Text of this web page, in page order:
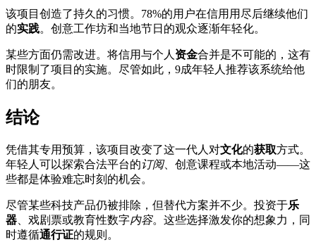
该项目创造了持久的习惯。78%的用户在信用用尽后继续他们
的实践。创意工作坊和当地节日的观众逐渐年轻化。
某些方面仍需改进。将信用与个人资金合并是不可能的，这有
时限制了项目的实施。尽管如此，9成年轻人推荐该系统给他
们的朋友。
结论
凭借其专用预算，该项目改变了这一代人对文化的获取方式。
年轻人可以探索合法平台的订阅、创意课程或本地活动——这
些都是体验难忘时刻的机会。
尽管某些科技产品仍被排除，但替代方案并不少。投资于乐
器 、戏剧票或教育性数字内容。这些选择激发你的想象力，同
时遵循通行证的规则。